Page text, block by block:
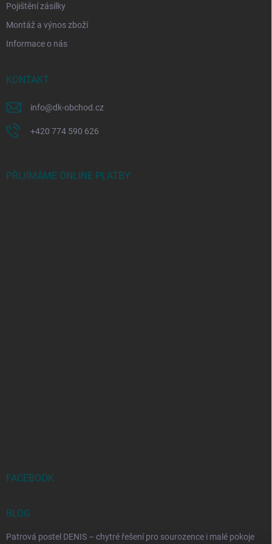
Pojištění zásilky
Montáž a výnos zboží
Informace o nás
KONTAKT
info@dk-obchod.cz
+420 774 590 626
PŘIJÍMÁME ONLINE PLATBY
FACEBOOK
BLOG
Patrová postel DENIS – chytré řešení pro sourozence i malé pokoje